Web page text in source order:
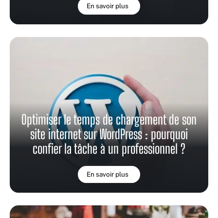
En savoir plus
Optimiser le temps de chargement de son
site internet sur WordPress : pourquoi
confier la tâche à un professionnel ?
En savoir plus